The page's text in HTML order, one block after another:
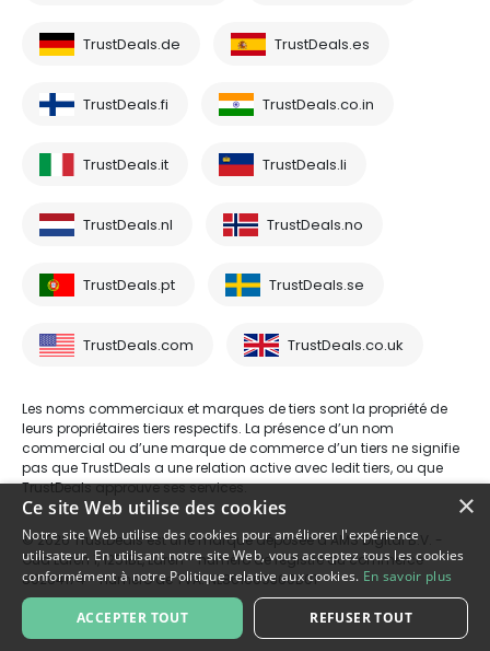
TrustDeals.de TrustDeals.es
TrustDeals.fi TrustDeals.co.in
TrustDeals.it TrustDeals.li
TrustDeals.nl TrustDeals.no
TrustDeals.pt TrustDeals.se
TrustDeals.com TrustDeals.co.uk
Les noms commerciaux et marques de tiers sont la propriété de
leurs propriétaires tiers respectifs. La présence d’un nom
commercial ou d’une marque de commerce d’un tiers ne signifie
pas que TrustDeals a une relation active avec ledit tiers, ou que
TrustDeals approuve ses services.
© 2026 TrustDeals est une marque déposée d’AMS Digital B.V. -
Oud Laren 1, 1251BL, Laren - numéro de registre du commerce
80264174 - numéro de TVA: NL861609360B01
×
Ce site Web utilise des cookies
Notre site Web utilise des cookies pour améliorer l'expérience
utilisateur. En utilisant notre site Web, vous acceptez tous les cookies
conformément à notre Politique relative aux cookies. En savoir plus
ACCEPTER TOUT REFUSER TOUT